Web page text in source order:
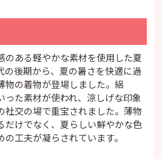
のある軽やかな素材を使用した夏
の後期から、夏の暑さを快適に過
物の着物が登場しました。絽
った素材が使われ、涼しげな印象
社交の場で重宝されました。薄物
だけでなく、夏らしい鮮やかな色
工夫が凝らされています。